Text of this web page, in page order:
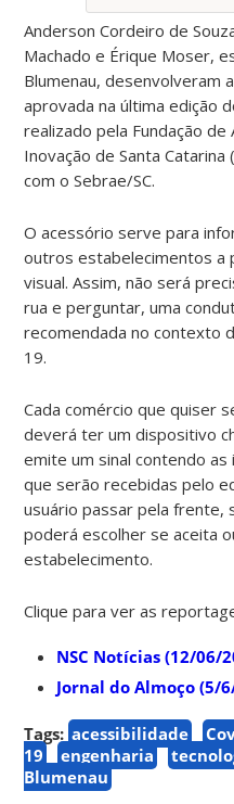
Anderson Cordeiro de
Machado e Érique Moser,
Blumenau, desenvolveram
aprovada na última edição
realizado pela Fundação de
Inovação de Santa Catarina
com o Sebrae/SC.
O acessório serve para
outros estabelecimentos a
visual. Assim, não será
rua e perguntar, uma
recomendada no contexto
19.
Cada comércio que quiser
deverá ter um dispositivo
emite um sinal contendo
que serão recebidas pelo
usuário passar pela frente,
poderá escolher se aceita
estabelecimento.
Clique para ver as
NSC Notícias (12/06/
Jornal do Almoço (5/
Tags: acessibilidade
19
engenharia
Blumenau